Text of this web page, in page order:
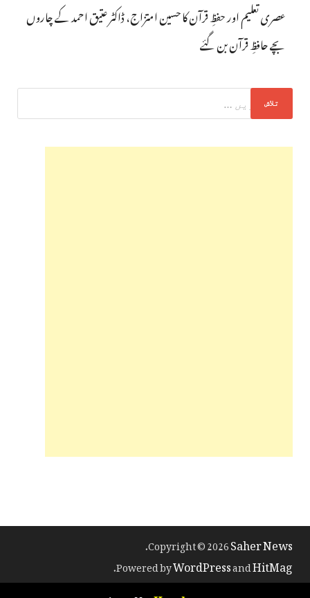
عصری تعلیم اور حفظِ قرآن کا حسین امتزاج، ڈاکٹر عتیق احمد کے چاروں
بچے حافظِ قرآن بن گئے
Copyright © 2026Saher News
.
Powered byWordPressandHitMag
.